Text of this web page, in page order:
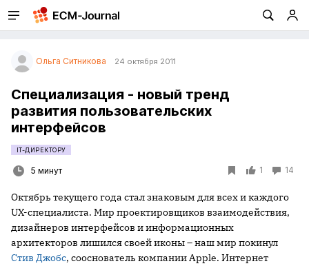
Ольга Ситникова 24 октября 2011
Специализация - новый тренд
развития пользовательских
интерфейсов
IT-ДИРЕКТОРУ
5 минут 1 14
Октябрь текущего года стал знаковым для всех и каждого
UX-специалиста. Мир проектировщиков взаимодействия,
дизайнеров интерфейсов и информационных
архитекторов лишился своей иконы – наш мир покинул
Стив Джобс, сооснователь компании Apple. Интернет